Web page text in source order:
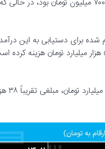
شده برای دستیابی به این
برای کسب درآمد بالغ بر ۷۰ هزار میلیارد تومانی در سال ۱۴۰۳،